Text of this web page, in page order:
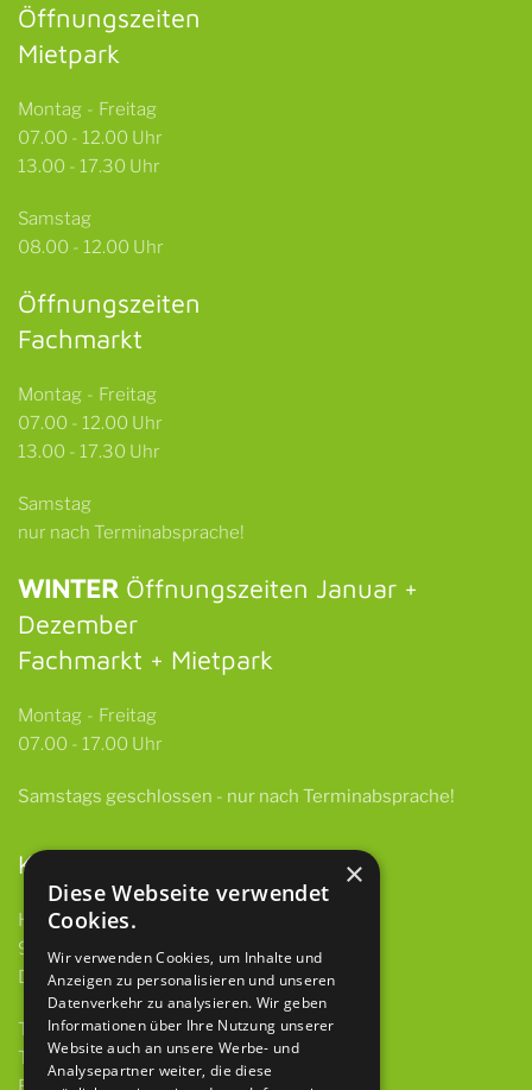
Öffnungszeiten
Mietpark
Montag - Freitag
07.00 - 12.00 Uhr
13.00 - 17.30 Uhr
Samstag
08.00 - 12.00 Uhr
Öffnungszeiten
Fachmarkt
Montag - Freitag
07.00 - 12.00 Uhr
13.00 - 17.30 Uhr
Samstag
nur nach Terminabsprache!
WINTER Öffnungszeiten Januar +
Dezember
Fachmarkt + Mietpark
Montag - Freitag
07.00 - 17.00 Uhr
Samstags geschlossen - nur nach Terminabsprache!
Kontakt
HBH GmbH & Co. KG
97922 Lauda-Königshofen
Deubacher Str. 12
Telefon 09343 615 921-0
Telefax 09343 615 921-9
×
Diese Webseite verwendet
Cookies.
Wir verwenden Cookies, um Inhalte und
Anzeigen zu personalisieren und unseren
Datenverkehr zu analysieren. Wir geben
Informationen über Ihre Nutzung unserer
Website auch an unsere Werbe- und
Analysepartner weiter, die diese